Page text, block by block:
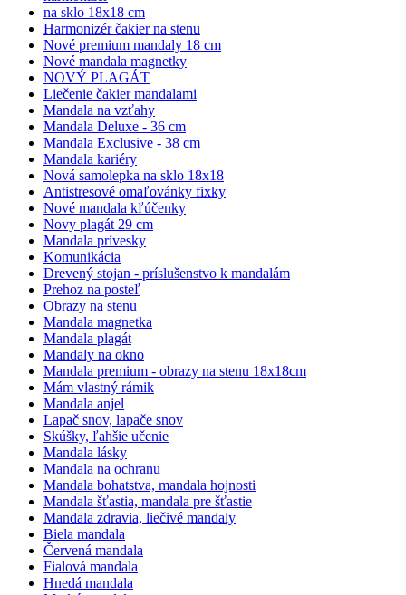
na sklo 18x18 cm
Harmonizér čakier na stenu
Nové premium mandaly 18 cm
Nové mandala magnetky
NOVÝ PLAGÁT
Liečenie čakier mandalami
Mandala na vzťahy
Mandala Deluxe - 36 cm
Mandala Exclusive - 38 cm
Mandala kariéry
Nová samolepka na sklo 18x18
Antistresové omaľovánky fixky
Nové mandala kľúčenky
Novy plagát 29 cm
Mandala prívesky
Komunikácia
Drevený stojan - príslušenstvo k mandalám
Prehoz na posteľ
Obrazy na stenu
Mandala magnetka
Mandala plagát
Mandaly na okno
Mandala premium - obrazy na stenu 18x18cm
Mám vlastný rámik
Mandala anjel
Lapač snov, lapače snov
Skúšky, ľahšie učenie
Mandala lásky
Mandala na ochranu
Mandala bohatstva, mandala hojnosti
Mandala šťastia, mandala pre šťastie
Mandala zdravia, liečivé mandaly
Biela mandala
Červená mandala
Fialová mandala
Hnedá mandala